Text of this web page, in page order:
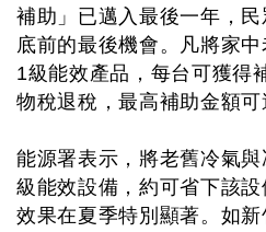
補助」已邁入最後一年，
底前的最後機會。凡將家
1級能效產品，每台可獲得
物稅退稅，最高補助金額可
能源署表示，將老舊冷氣
級能效設備，約可省下該
效果在夏季特別顯著。如